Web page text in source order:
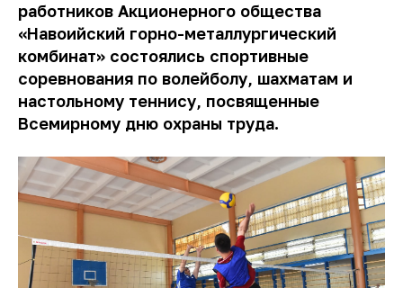
работников Акционерного общества
«Навоийский горно-металлургический
комбинат» состоялись спортивные
соревнования по волейболу, шахматам и
настольному теннису, посвященные
Всемирному дню охраны труда.